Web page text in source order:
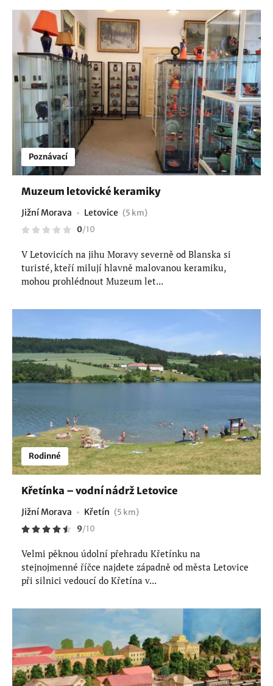
Poznávací
Muzeum letovické keramiky
Jižní Morava Letovice (5 km)
0/10
V Letovicích na jihu Moravy severně od Blanska si
turisté, kteří milují hlavně malovanou keramiku,
mohou prohlédnout Muzeum let...
Rodinné
Křetínka – vodní nádrž Letovice
Jižní Morava Křetín (5 km)
9/10
Velmi pěknou údolní přehradu Křetínku na
stejnojmenné říčce najdete západně od města Letovice
při silnici vedoucí do Křetína v...